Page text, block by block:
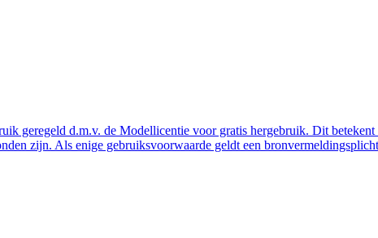
geregeld d.m.v. de Modellicentie voor gratis hergebruik. Dit
zijn. Als enige gebruiksvoorwaarde geldt een